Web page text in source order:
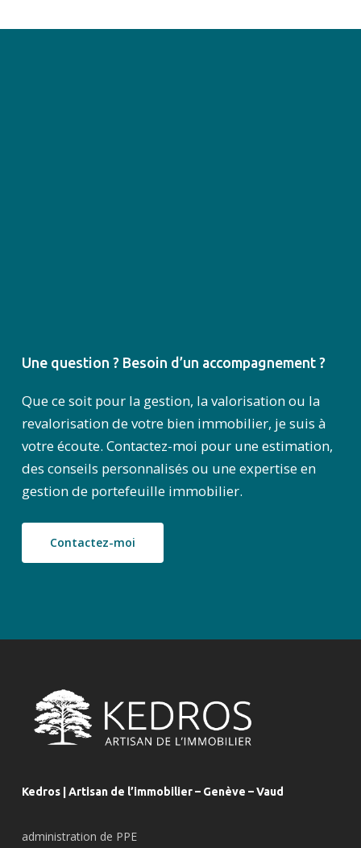
Une question ? Besoin d’un accompagnement ?
Que ce soit pour la gestion, la valorisation ou la
revalorisation de votre bien immobilier, je suis à
votre écoute. Contactez-moi pour une estimation,
des conseils personnalisés ou une expertise en
gestion de portefeuille immobilier.
Contactez-moi
Kedros | Artisan de l’immobilier – Genève – Vaud
administration de PPE